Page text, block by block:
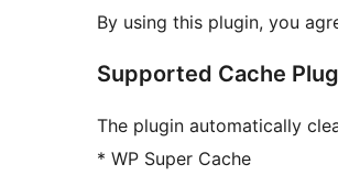
By using this plugin, you
Supported Cache
The plugin automatically
* WP Super Cache